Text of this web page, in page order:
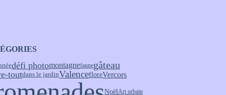
défi photomontagnefaunegâteau
toutdans le jardinValencefloreVercors
NoëlArt urbain